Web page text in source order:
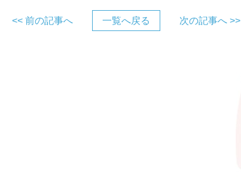
<< 前の記事へ 一覧へ戻る 次の記事へ >>